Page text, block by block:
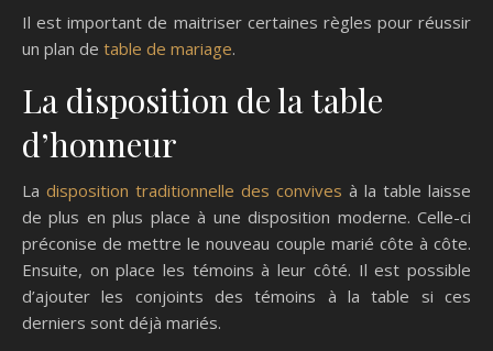
Il est important de maitriser certaines règles pour réussir
un plan de table de mariage.
La disposition de la table
d’honneur
La disposition traditionnelle des convives à la table laisse
de plus en plus place à une disposition moderne. Celle-ci
préconise de mettre le nouveau couple marié côte à côte.
Ensuite, on place les témoins à leur côté. Il est possible
d’ajouter les conjoints des témoins à la table si ces
derniers sont déjà mariés.